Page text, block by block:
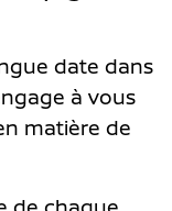
date dans
à vous
matière de